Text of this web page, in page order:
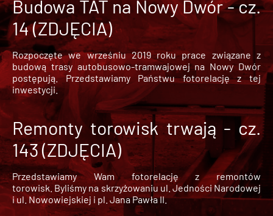
Budowa TAT na Nowy Dwór - cz.
14 (ZDJĘCIA)
Rozpoczęte we wrześniu 2019 roku prace związane z
budową trasy autobusowo-tramwajowej na Nowy Dwór
postępują. Przedstawiamy Państwu fotorelację z tej
inwestycji.
Remonty torowisk trwają - cz.
143 (ZDJĘCIA)
Przedstawiamy Wam fotorelację z remontów
torowisk. Byliśmy na skrzyżowaniu ul. Jedności Narodowej
i ul. Nowowiejskiej i pl. Jana Pawła II.